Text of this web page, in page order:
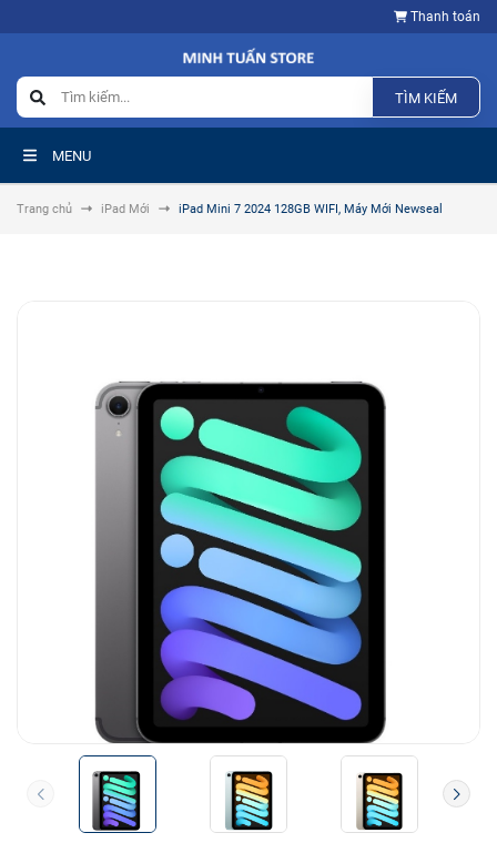
Thanh toán
TÌM KIẾM
MENU
Trang chủ iPad Mới iPad Mini 7 2024 128GB WIFI, Máy Mới Newseal